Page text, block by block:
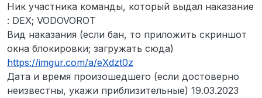
Ник участника команды, который выдал наказание
: DEX; VODOVOROT
Вид наказания (если бан, то приложить скриншот
окна блокировки; загружать сюда)
https://imgur.com/a/eXdzt0z
Дата и время произошедшего (если достоверно
неизвестны, укажи приблизительные) 19.03.2023